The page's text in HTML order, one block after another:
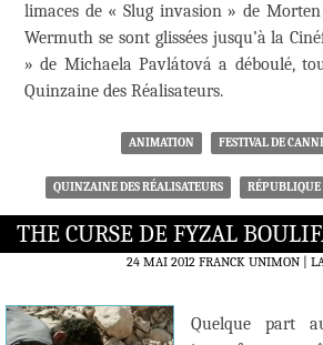
limaces de « Slug invasion » de Morten
Wermuth se sont glissées jusqu’à la
» de Michaela Pavlátová a déboulé,
Quinzaine des Réalisateurs.
ANIMATION FESTIVAL DE
QUINZAINE DES RÉALISATEURS RÉPUBLIQUE
THE CURSE DE FYZAL
24 MAI 2012 FRANCK UNIMON
Quelque part